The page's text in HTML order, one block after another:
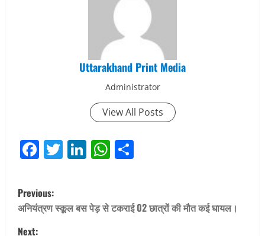
Uttarakhand Print Media
Administrator
View All Posts
Facebook
Twitter
LinkedIn
WhatsApp
P
o
Previous:
अनियंत्रण स्कूल बस पेड़ से टकराई 02 छात्रों की मौत कई घायल।
Next: